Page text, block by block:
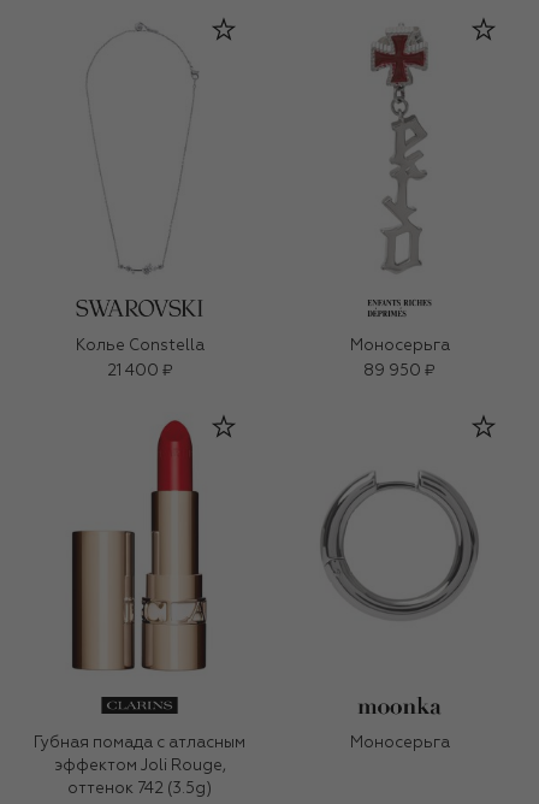
Колье Constella
21 400 ₽
Моносерьга
89 950 ₽
Губная помада с атласным
эффектом Joli Rouge,
оттенок 742 (3.5g)
Моносерьга